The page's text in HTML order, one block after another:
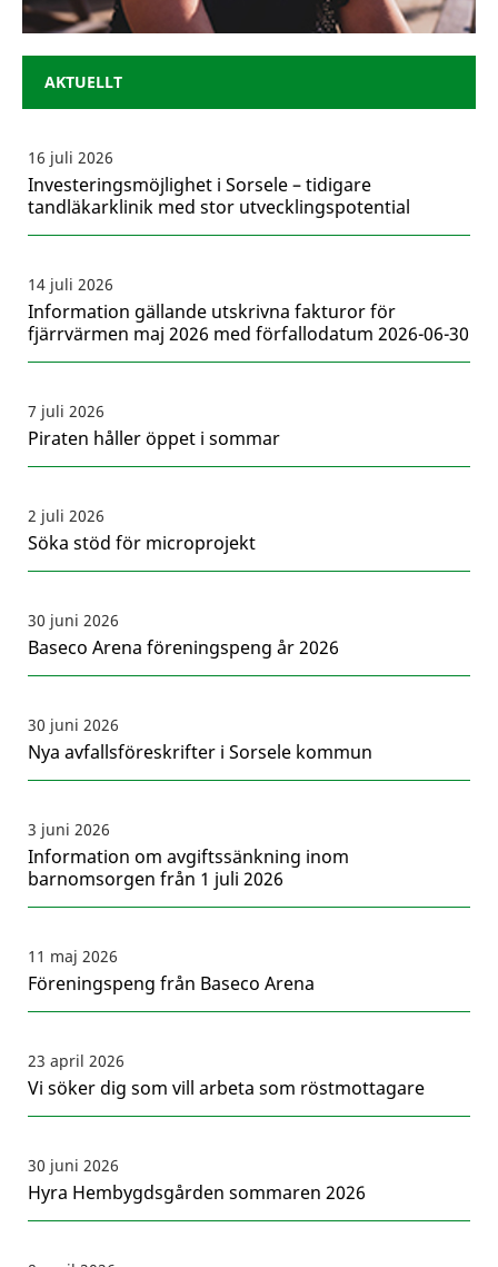
AKTUELLT
16 juli 2026
Investeringsmöjlighet i Sorsele – tidigare
tandläkarklinik med stor utvecklingspotential
14 juli 2026
Information gällande utskrivna fakturor för
fjärrvärmen maj 2026 med förfallodatum 2026-06-30
7 juli 2026
Piraten håller öppet i sommar
2 juli 2026
Söka stöd för microprojekt
30 juni 2026
Baseco Arena föreningspeng år 2026
30 juni 2026
Nya avfallsföreskrifter i Sorsele kommun
3 juni 2026
Information om avgiftssänkning inom
barnomsorgen från 1 juli 2026
11 maj 2026
Föreningspeng från Baseco Arena
23 april 2026
Vi söker dig som vill arbeta som röstmottagare
30 juni 2026
Hyra Hembygdsgården sommaren 2026